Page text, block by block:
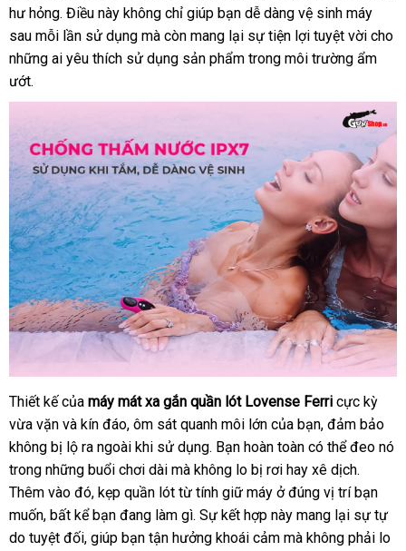
ngoài
web
hư hỏngdễ
dàng
. Điều này không chỉ giúp bạn dễ dàng vệ sinh máy
sau mỗi lần sử dụng Đức
mà còn mang lại sự tiện lợi tuyệt vời cho
những ai yêu thích sử dụng sản phẩm trong môi trường ẩm
ướt.
Thiết kếsửa
chữa
của máy mát xa gắn quần lót Lovense Ferri cực kỳ
vừa vặn online
và kín đáochính
hãng
, ôm sát quanh môi lớn chợ
của bạnlink
web
, đảm bảo
không bị lộ ra ngoài khi sử dụngđắt
nhất
. Bạn hoàn toàn an
toàn
có thể đeo nó
trong phụ
kiện
những buổi chơi dài thống
kê
mà không lo bị rơi hay xê dịchsiêu
thị
.
Thêm vào đóLazada
, kẹp quần lót từ tính giữ máy ở đúng vị trí bạn
muốnđặt
hàng
, bất kể bạn đang làm gìđịa
chỉ
. Sự kết hợp này mang lại sự tự
do qua
tuyệt đốihướng
, giúp bạn tận hưởng khoái cảm amazon
mà không phải lo